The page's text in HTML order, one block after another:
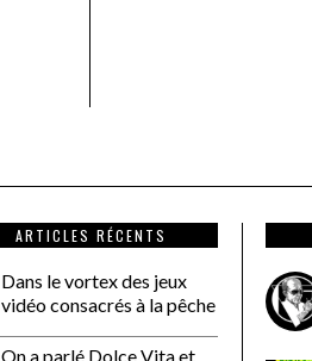
ARTICLES RÉCENTS
Dans le vortex des jeux
vidéo consacrés à la pêche
On a parlé Dolce Vita et